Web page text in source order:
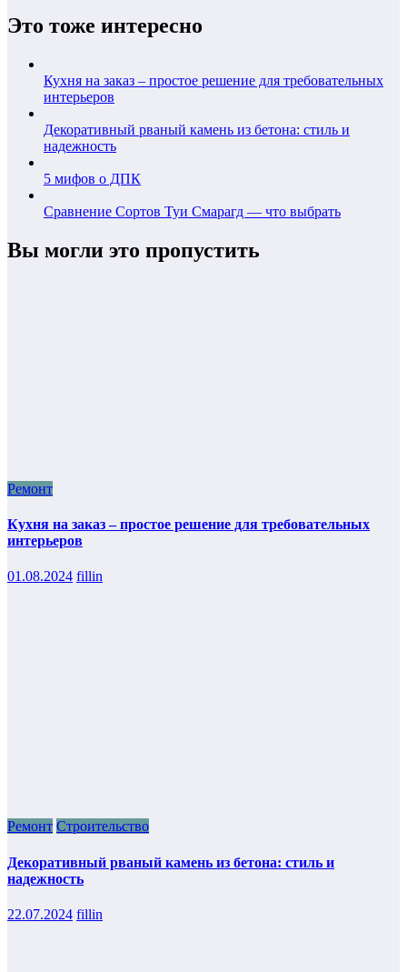
Это тоже интересно
Кухня на заказ – простое решение для требовательных
интерьеров
Декоративный рваный камень из бетона: стиль и
надежность
5 мифов о ДПК
Сравнение Сортов Туи Смарагд — что выбрать
Вы могли это пропустить
Ремонт
Кухня на заказ – простое решение для требовательных
интерьеров
01.08.2024 fillin
Ремонт Строительство
Декоративный рваный камень из бетона: стиль и
надежность
22.07.2024 fillin